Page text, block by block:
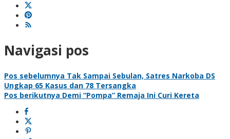
Navigasi pos
Pos sebelumnya Tak Sampai Sebulan, Satres Narkoba DS
Ungkap 65 Kasus dan 78 Tersangka
Pos berikutnya Demi “Pompa” Remaja Ini Curi Kereta